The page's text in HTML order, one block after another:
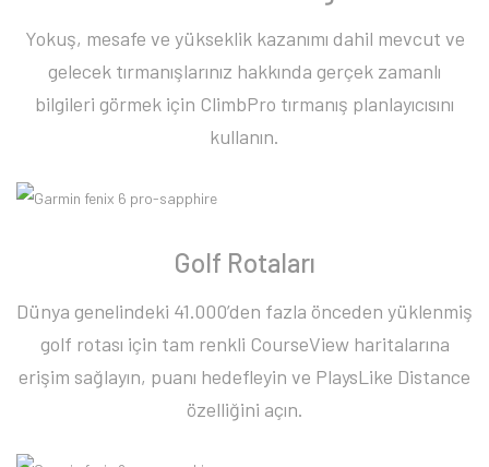
Yokuş, mesafe ve yükseklik kazanımı dahil mevcut ve
gelecek tırmanışlarınız hakkında gerçek zamanlı
bilgileri görmek için ClimbPro tırmanış planlayıcısını
kullanın.
Golf Rotaları
Dünya genelindeki 41.000’den fazla önceden yüklenmiş
golf rotası için tam renkli CourseView haritalarına
erişim sağlayın, puanı hedefleyin ve PlaysLike Distance
özelliğini açın.